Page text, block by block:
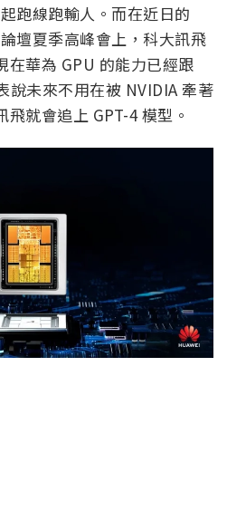
跑線跑輸人。而在近日的
壇夏季高峰會上，科大訊飛
在華為 GPU 的能力已經跟
說未來不用在被 NVIDIA 牽著
就會追上 GPT-4 模型。